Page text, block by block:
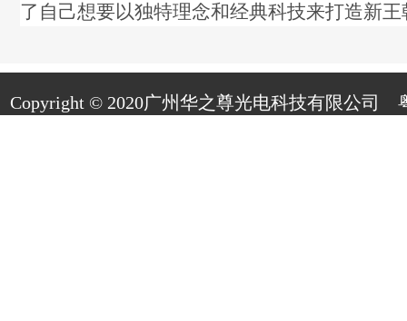
了自己想要以独特理念和经典科技来打造新
Copyright © 2020广州华之尊光电科技有限公司